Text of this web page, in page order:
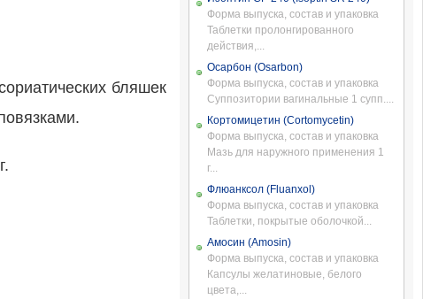
бляшек
Форма выпуска, состав и упаковка
Таблетки пролонгированного
действия,...
Осарбон (Osarbon)
Форма выпуска, состав и упаковка
Суппозитории вагинальные 1 супп....
Кортомицетин (Cortomycetin)
Форма выпуска, состав и упаковка
Мазь для наружного применения 1
г...
Флюанксол (Fluanxol)
Форма выпуска, состав и упаковка
Таблетки, покрытые оболочкой...
Амосин (Amosin)
Форма выпуска, состав и упаковка
Капсулы желатиновые, белого
цвета,...